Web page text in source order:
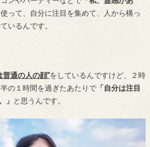
って、自分に注目を集めて、人から構っ
いるんです。
普通の人の顔”をしているんですけど、２時
の１時間を過ぎたあたりで「自分は注目
」 と思うんです。